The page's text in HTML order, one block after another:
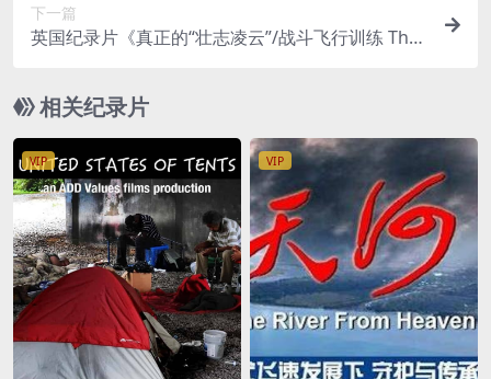
下一篇
英国纪录片《真正的“壮志凌云”/战斗飞行训练 The
1080P/MKV/2.34G
相关纪录片
VIP VIP